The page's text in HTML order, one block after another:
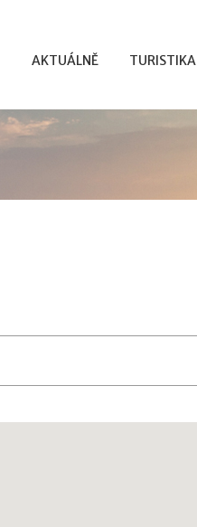
AKTUÁLNĚ TURISTIKA